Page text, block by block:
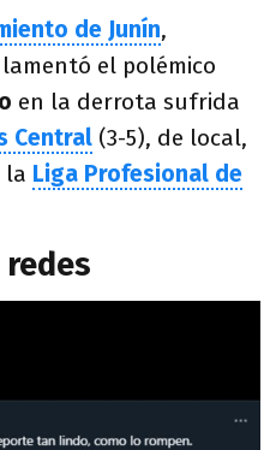
de Junín,
lamentó el polémico
en la derrota sufrida
Central (3-5), de local,
la Liga Profesional de
redes